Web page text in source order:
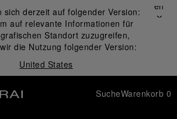
sich derzeit auf folgender Version:
auf relevante Informationen für
Standort zuzugreifen,
die Nutzung folgender Version:
United States
Schließen
✕
SucheWarenkorb 0